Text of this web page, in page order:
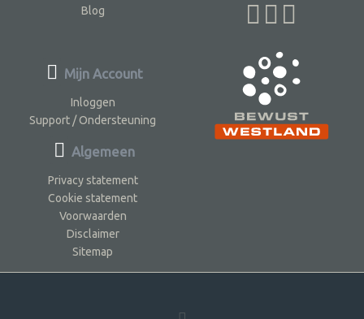
Blog
Mijn Account
Inloggen
Support / Ondersteuning
Algemeen
Privacy statement
Cookie statement
Voorwaarden
Disclaimer
Sitemap